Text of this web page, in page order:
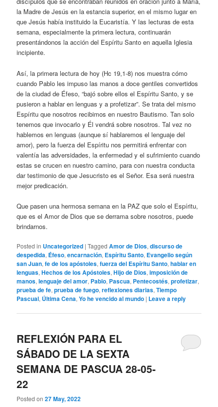
la Madre de Jesús en la estancia superior, en el mismo lugar en
que Jesús había instituido la Eucaristía. Y las lecturas de esta
semana, especialmente la primera lectura, continuarán
presentándonos la acción del Espíritu Santo en aquella Iglesia
incipiente.
Así, la primera lectura de hoy (Hc 19,1-8) nos muestra cómo
cuando Pablo les impuso las manos a doce gentiles convertidos
de la ciudad de Éfeso, “bajó sobre ellos el Espíritu Santo, y se
pusieron a hablar en lenguas y a profetizar”. Se trata del mismo
Espíritu que nosotros recibimos en nuestro Bautismo. Tan solo
tenemos que invocarlo y Él vendrá sobre nosotros. Tal vez no
hablemos en lenguas (aunque sí hablaremos el lenguaje del
amor), pero la fuerza del Espíritu nos permitirá enfrentar con
valentía las adversidades, la enfermedad y el sufrimiento cuando
estas se crucen en nuestro camino, para con nuestra conducta
dar testimonio de que Jesucristo es el Señor. Esa será nuestra
mejor predicación.
Que pasen una hermosa semana en la PAZ que solo el Espíritu,
que es el Amor de Dios que se derrama sobre nosotros, puede
brindarnos.
Posted in Uncategorized |Tagged Amor de Dios,discurso de
despedida, Éfeso,encarnación, Espíritu Santo, Evangelio según
san Juan,fe de los apóstoles,fuerza del Espíritu Santo,hablar en
lenguas,Hechos de los Apóstoles,Hijo de Dios,imposición de
manos,lenguaje del amor, Pablo, Pascua, Pentecostés,profetizar,
prueba de fe,prueba de fuego,reflexiones diarias,Tiempo
Pascual, Última Cena,Yo he vencido al mundo | Leave a reply
REFLEXIÓN PARA EL
SÁBADO DE LA SEXTA
SEMANA DE PASCUA 28-05-
22
Posted on27 May, 2022